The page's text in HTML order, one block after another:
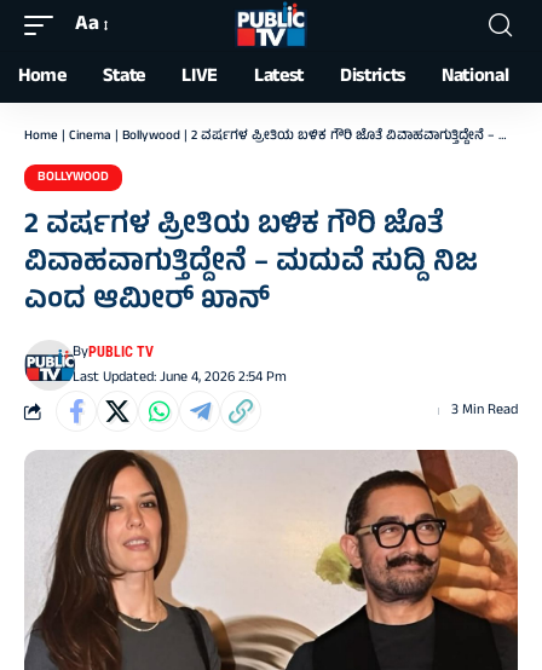
Font
Resizer
Aa
Home State LIVE Latest Districts National
Home | Cinema | Bollywood | 2 ವರ್ಷಗಳ ಪ್ರೀತಿಯ ಬಳಿಕ ಗೌರಿ ಜೊತೆ ವಿವಾಹವಾಗುತ್ತಿದ್ದೇನೆ – ಮದುವೆ ಸುದ್ದಿ ನಿಜ ಎಂದ ಆಮೀರ್ ಖಾನ್
BOLLYWOOD
2 ವರ್ಷಗಳ ಪ್ರೀತಿಯ ಬಳಿಕ ಗೌರಿ ಜೊತೆ
ವಿವಾಹವಾಗುತ್ತಿದ್ದೇನೆ – ಮದುವೆ ಸುದ್ದಿ ನಿಜ
ಎಂದ ಆಮೀರ್ ಖಾನ್
Last Updated: June 4, 2026 2:54 Pm
ByPUBLIC TV
3 Min Read